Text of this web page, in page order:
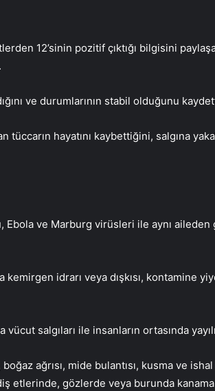
12’sinin pozitif çıktığı bilgisini
ve durumlarının stabil olduğunu
tüccarın hayatını kaybettiğini, salgına
Ebola ve Marburg virüsleri ile aynı aileden
kemirgen idrarı veya dışkısı, kontamine
salgıları ile insanların ortasında
ağrısı, mide bulantısı, kusma ve
etlerinde, gözlerde veya burunda